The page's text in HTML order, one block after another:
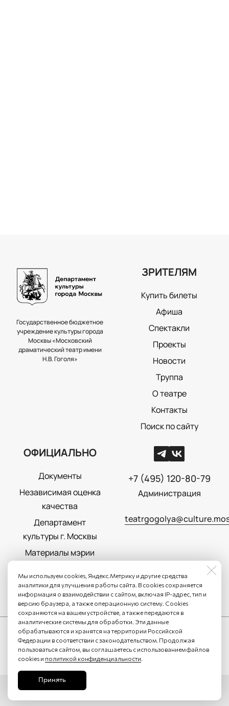
Государственное бюджетное
учреждение культуры города
Москвы «Московский
драматический театр имени
Н.В. Гоголя»
ЗРИТЕЛЯМ
Купить билеты
Афиша
Спектакли
Проекты
Новости
Труппа
О театре
Контакты
Поиск по сайту
ОФИЦИАЛЬНО
Документы
Независимая оценка
качества
Департамент
культуры г. Москвы
Материалы мэрии
Политика
конфиденциальности
+7 (495) 120-80-79
Администрация
Сайт разработан в
Мы используем cookies, Яндекс.Метрику и другие средства
аналитики для улучшения работы сайта. В cookies сохраняется
информация о взаимодействии с сайтом, включая IP-адрес, тип и
версию браузера, а также операционную систему. Cookies
сохраняются на вашем устройстве, а также передаются в
аналитические системы для обработки. Эти данные
обрабатываются и хранятся на территории Российской
Федерации в соответствии с законодательством. Продолжая
пользоваться сайтом, вы соглашаетесь с использованием файлов
cookies и политикой конфиденциальности
Принять